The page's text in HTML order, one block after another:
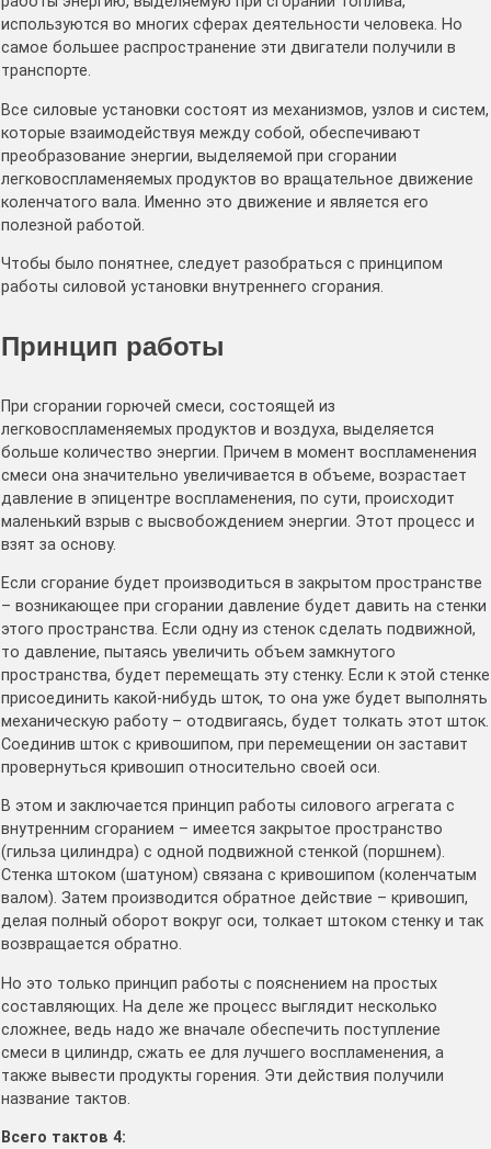
используются во многих сферах деятельности человека. Но
самое большее распространение эти двигатели получили в
транспорте.
Все силовые установки состоят из механизмов, узлов и систем,
которые взаимодействуя между собой, обеспечивают
преобразование энергии, выделяемой при сгорании
легковоспламеняемых продуктов во вращательное движение
коленчатого вала. Именно это движение и является его
полезной работой.
Чтобы было понятнее, следует разобраться с принципом
работы силовой установки внутреннего сгорания.
Принцип работы
При сгорании горючей смеси, состоящей из
легковоспламеняемых продуктов и воздуха, выделяется
больше количество энергии. Причем в момент воспламенения
смеси она значительно увеличивается в объеме, возрастает
давление в эпицентре воспламенения, по сути, происходит
маленький взрыв с высвобождением энергии. Этот процесс и
взят за основу.
Если сгорание будет производиться в закрытом пространстве
– возникающее при сгорании давление будет давить на стенки
этого пространства. Если одну из стенок сделать подвижной,
то давление, пытаясь увеличить объем замкнутого
пространства, будет перемещать эту стенку. Если к этой стенке
присоединить какой-нибудь шток, то она уже будет выполнять
механическую работу – отодвигаясь, будет толкать этот шток.
Соединив шток с кривошипом, при перемещении он заставит
провернуться кривошип относительно своей оси.
В этом и заключается принцип работы силового агрегата с
внутренним сгоранием – имеется закрытое пространство
(гильза цилиндра) с одной подвижной стенкой (поршнем).
Стенка штоком (шатуном) связана с кривошипом (коленчатым
валом). Затем производится обратное действие – кривошип,
делая полный оборот вокруг оси, толкает штоком стенку и так
возвращается обратно.
Но это только принцип работы с пояснением на простых
составляющих. На деле же процесс выглядит несколько
сложнее, ведь надо же вначале обеспечить поступление
смеси в цилиндр, сжать ее для лучшего воспламенения, а
также вывести продукты горения. Эти действия получили
название тактов.
Всего тактов 4: